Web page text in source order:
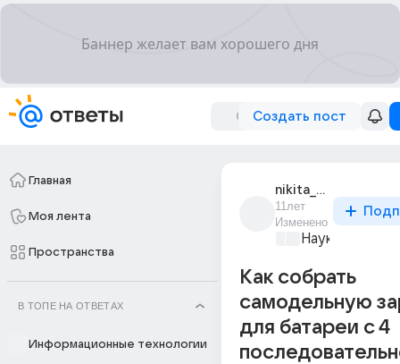
Создать пост
Главная
Моя лента
Пространства
В ТОПЕ НА ОТВЕТАХ
Информационные технологии
nikita_soldatov_44
11лет
Изменено
Наука
Как собрать
самодельную
для батареи с 4